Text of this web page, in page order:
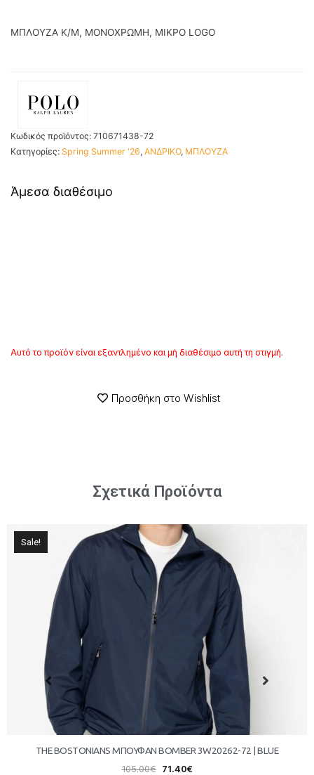
ΜΠΛΟΥΖΑ Κ/Μ, ΜΟΝΟΧΡΩΜΗ, ΜΙΚΡΟ LOGO
Κωδικός προϊόντος: 710671438-72
Κατηγορίες: Spring Summer '26, ΑΝΔΡΙΚΟ, ΜΠΛΟΥΖΑ
Άμεσα διαθέσιμο
Αυτό το προϊόν είναι εξαντλημένο και μή διαθέσιμο αυτή τη στιγμή.
Προσθήκη στο Wishlist
Σχετικά Προϊόντα
Sale!
THE BOSTONIANS ΜΠΟΥΦΑΝ BOMBER 3W20262-72 | BLUE
105.00€ 71.40€